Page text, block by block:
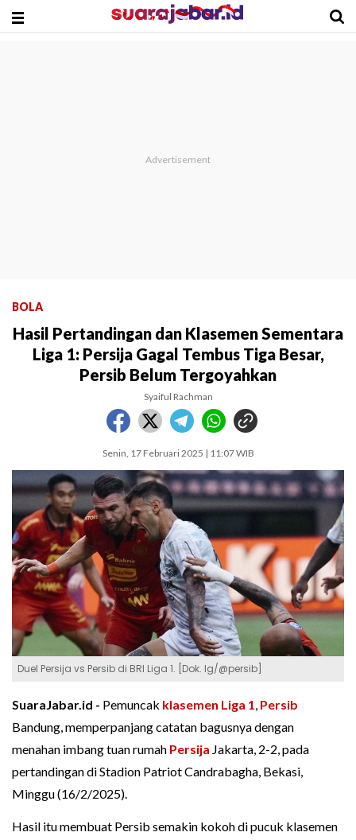
BOLA
Hasil Pertandingan dan Klasemen Sementara
Liga 1: Persija Gagal Tembus Tiga Besar,
Persib Belum Tergoyahkan
Syaiful Rachman
Senin, 17 Februari 2025 | 11:07 WIB
Duel Persija vs Persib di BRI Liga 1. [Dok. Ig/@persib]
SuaraJabar.id - Pemuncak klasemen Liga 1, Persib
Bandung, memperpanjang catatan bagusnya dengan
menahan imbang tuan rumah Persija Jakarta, 2-2, pada
pertandingan di Stadion Patriot Candrabagha, Bekasi,
Minggu (16/2/2025).
Hasil itu membuat Persib semakin kokoh di pucuk klasemen